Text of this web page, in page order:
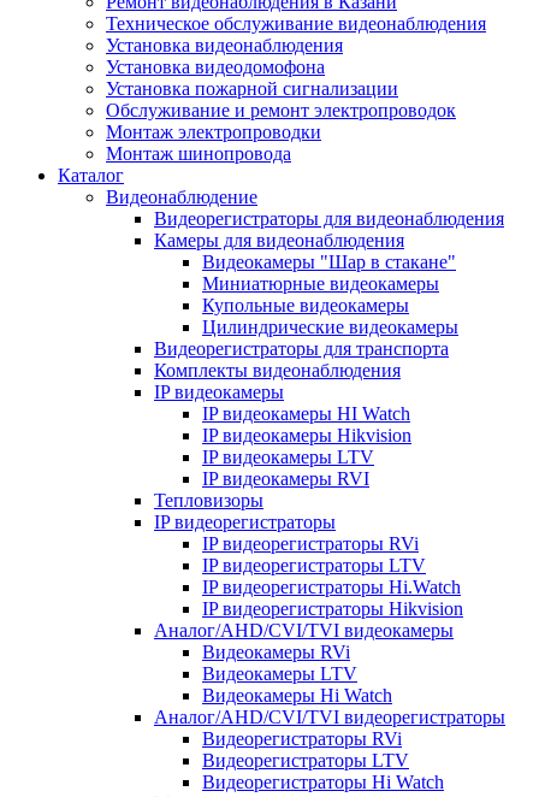
Техническое обслуживание видеонаблюдения
Установка видеонаблюдения
Установка видеодомофона
Установка пожарной сигнализации
Обслуживание и ремонт электропроводок
Монтаж электропроводки
Монтаж шинопровода
Каталог
Видеонаблюдение
Видеорегистраторы для видеонаблюдения
Камеры для видеонаблюдения
Видеокамеры "Шар в стакане"
Миниатюрные видеокамеры
Купольные видеокамеры
Цилиндрические видеокамеры
Видеорегистраторы для транспорта
Комплекты видеонаблюдения
IP видеокамеры
IP видеокамеры HI Watch
IP видеокамеры Hikvision
IP видеокамеры LTV
IP видеокамеры RVI
Тепловизоры
IP видеорегистраторы
IP видеорегистраторы RVi
IP видеорегистраторы LTV
IP видеорегистраторы Hi.Watch
IP видеорегистраторы Hikvision
Аналог/AHD/CVI/TVI видеокамеры
Видеокамеры RVi
Видеокамеры LTV
Видеокамеры Hi Watch
Аналог/AHD/CVI/TVI видеорегистраторы
Видеорегистраторы RVi
Видеорегистраторы LTV
Видеорегистраторы Hi Watch